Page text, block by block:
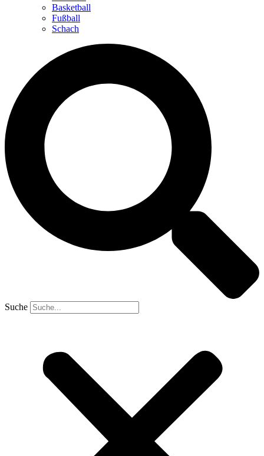
Basketball
Fußball
Schach
Suche